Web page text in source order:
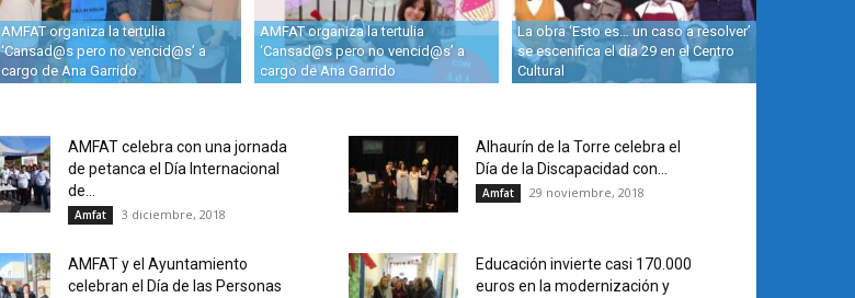
AMFAT organiza la tertulia
‘Cansad@s pero no vencid@s’ a
cargo de Ana Garrido
AMFAT organiza la tertulia
‘Cansad@s pero no vencid@s’ a
cargo de Ana Garrido
La obra ‘Esto es… un caso a resolver’
se escenifica el día 29 en el Centro
Cultural
AMFAT celebra con una jornada
de petanca el Día Internacional
de...
Amfat 3 diciembre, 2018
Alhaurín de la Torre celebra el
Día de la Discapacidad con...
Amfat 29 noviembre, 2018
AMFAT y el Ayuntamiento
celebran el Día de las Personas
Educación invierte casi 170.000
euros en la modernización y